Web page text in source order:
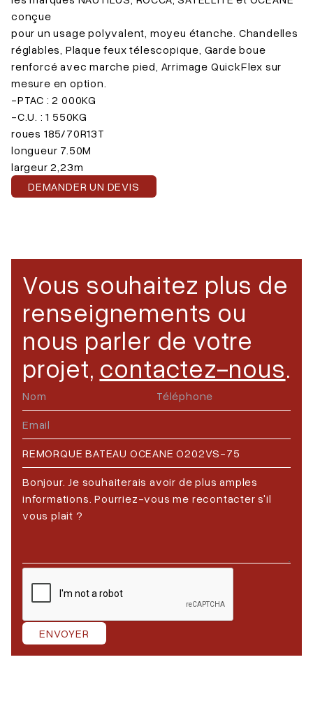
conçue
pour un usage polyvalent, moyeu étanche. Chandelles
réglables, Plaque feux télescopique, Garde boue
renforcé avec marche pied, Arrimage QuickFlex sur
mesure en option.
-PTAC : 2 000KG
-C.U. : 1 550KG
roues 185/70R13T
longueur 7.50M
largeur 2,23m
DEMANDER UN DEVIS
Vous souhaitez plus de
renseignements ou
nous parler de votre
projet, contactez-nous.